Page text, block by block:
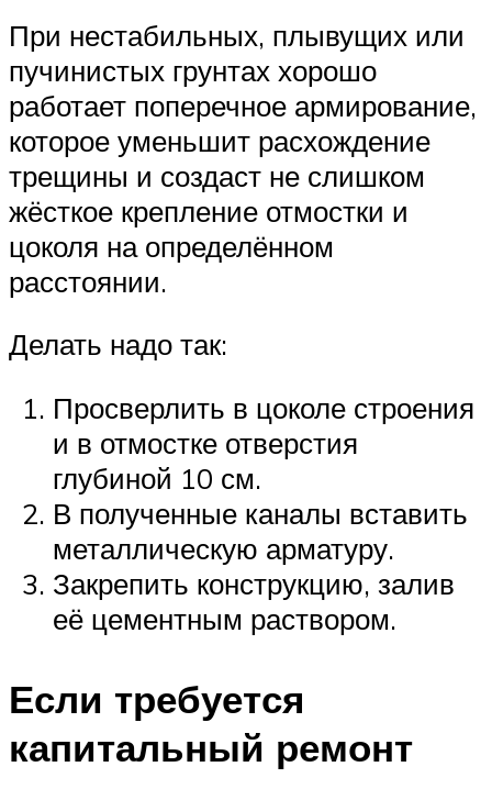
При нестабильных, плывущих или
пучинистых грунтах хорошо
работает поперечное армирование,
которое уменьшит расхождение
трещины и создаст не слишком
жёсткое крепление отмостки и
цоколя на определённом
расстоянии.
Делать надо так:
Просверлить в цоколе строения
и в отмостке отверстия
глубиной 10 см.
В полученные каналы вставить
металлическую арматуру.
Закрепить конструкцию, залив
её цементным раствором.
Если требуется
капитальный ремонт